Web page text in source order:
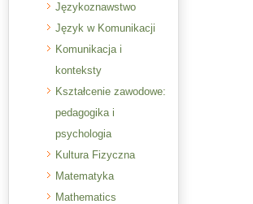
Językoznawstwo
Język w Komunikacji
Komunikacja i
konteksty
Kształcenie zawodowe:
pedagogika i
psychologia
Kultura Fizyczna
Matematyka
Mathematics